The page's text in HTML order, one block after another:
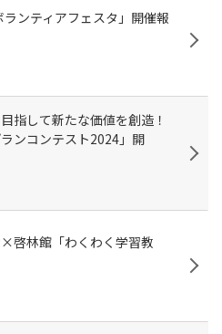
ランティアフェスタ」開催報
指して新たな価値を創造！
ランコンテスト2024」開
啓林館「わくわく学習教